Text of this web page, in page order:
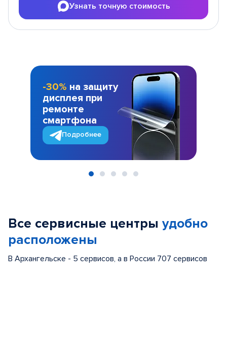
Узнать точную стоимость
-30% на защиту
дисплея при
ремонте
смартфона
Подробнее
Все сервисные центры удобно
расположены
В Архангельске - 5 сервисов, а в России 707 сервисов